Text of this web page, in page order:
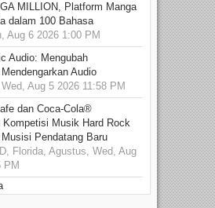
MILLION, Platform Manga
dalam 100 Bahasa
Aug 6 2026 1:00 PM
Audio: Mengubah
Audio
Aug 5 2026 11:58 PM
dan Coca-Cola®
Kompetisi Musik Hard Rock
Pendatang Baru
Florida, Agustus, Wed, Aug
PM